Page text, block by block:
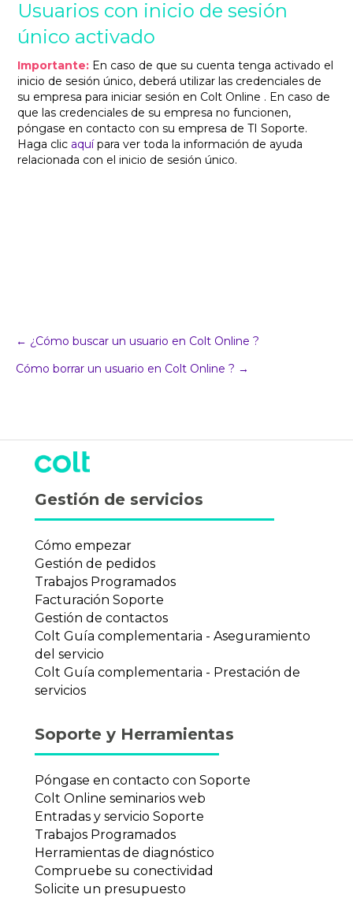
Usuarios con inicio de sesión
único activado
Importante: En caso de que su cuenta tenga activado el
inicio de sesión único, deberá utilizar las credenciales de
su empresa para iniciar sesión en Colt Online . En caso de
que las credenciales de su empresa no funcionen,
póngase en contacto con su empresa de TI Soporte.
Haga clic aquípara ver toda la información de ayuda
relacionada con el inicio de sesión único.
Navegación
del
← ¿Cómo buscar un usuario en Colt Online ?
Cómo borrar un usuario en Colt Online ? →
Gestión de servicios
Cómo empezar
Gestión de pedidos
Trabajos Programados
Facturación Soporte
Gestión de contactos
Colt Guía complementaria - Aseguramiento
del servicio
Colt Guía complementaria - Prestación de
servicios
Soporte y Herramientas
Póngase en contacto con Soporte
Colt Online seminarios web
Entradas y servicio Soporte
Trabajos Programados
Herramientas de diagnóstico
Compruebe su conectividad
Solicite un presupuesto